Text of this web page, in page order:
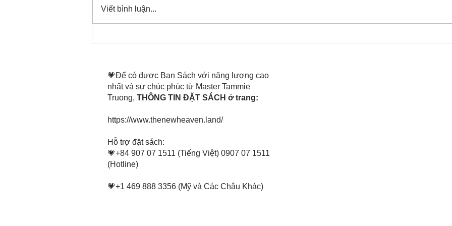
Cô Hoa Duong chia sẻ
Viết bình luận...
💗Để có được Bạn Sách với năng lượng cao
nhất và sự chúc phúc từ Master Tammie
Truong, THÔNG TIN ĐẶT SÁCH ở trang:
https://www.thenewheaven.land/
​Hỗ trợ đặt sách:
💗+84 907 07 1511 (Tiếng Việt) 0907 07 1511
(Hotline)
💗+1 469 888 3356 (Mỹ và Các Châu Khác)